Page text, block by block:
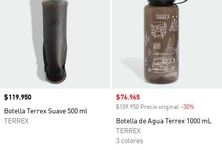
Precio
$119.950
Botella Terrex Suave 500 ml
TERREX
Precio de venta
$76.965
$109.950 Precio original -30%
Botella de Agua Terrex 1000 mL
TERREX
3 colores